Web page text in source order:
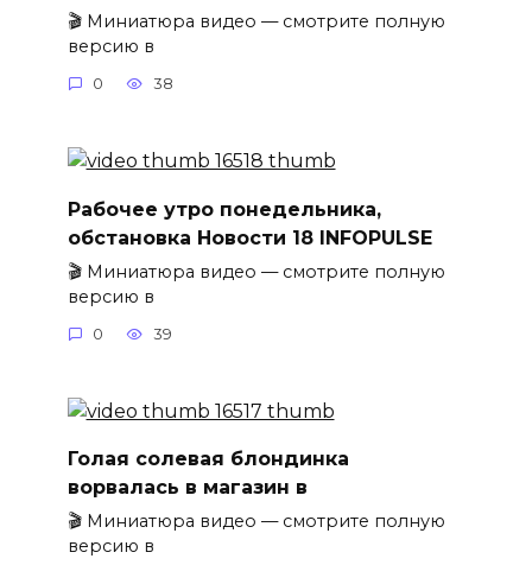
🎬 Миниатюра видео — смотрите полную
версию в
0 38
Рабочее утро понедельника,
обстановка Новости 18 INFOPULSE
🎬 Миниатюра видео — смотрите полную
версию в
0 39
Голая солевая блондинка
ворвалась в магазин в
🎬 Миниатюра видео — смотрите полную
версию в